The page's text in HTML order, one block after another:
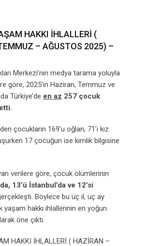
HAKKI İHLALLERİ (
– AĞUSTOS 2025) –
Merkezi’nin medya tarama yoluyla
göre, 2025’in Haziran, Temmuz ve
Türkiye’de en az 257 çocuk
çocukların 169’u oğlan, 71’i kız
17 çocuğun ise kimlik bilgisine
verilere göre, çocuk ölümlerinin
13’ü İstanbul’da ve 12’si
Böylece bu üç il, üç ay
hakkı ihlallerinin en yoğun
öne çıktı.
HAKKI İHLALLERİ ( HAZİRAN –